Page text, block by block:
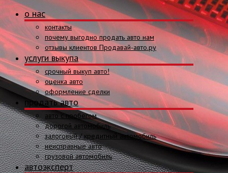
о нас
контакты
почему выгодно продать авто нам
отзывы клиентов Продавай-авто.ру
услуги выкупа
срочный выкуп авто!
оценка авто
оформление сделки
продать авто
авто с пробегом
дорогой автомобиль
залоговый / кредитный автомобиль
неисправные авто
грузовой автомобиль
автоэксперт